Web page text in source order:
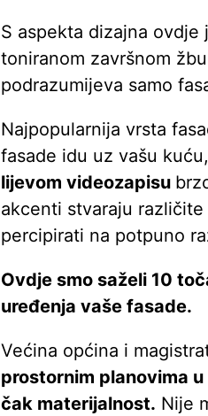
S aspekta dizajna ovdje
toniranom završnom
podrazumijeva samo
Najpopularnija vrsta
fasade idu uz vašu
lijevom videozapisu
akcenti stvaraju
percipirati na potpuno
Ovdje smo saželi 10
uređenja vaše fasade.
Većina općina i
prostornim planovima
čak materijalnost. Nije